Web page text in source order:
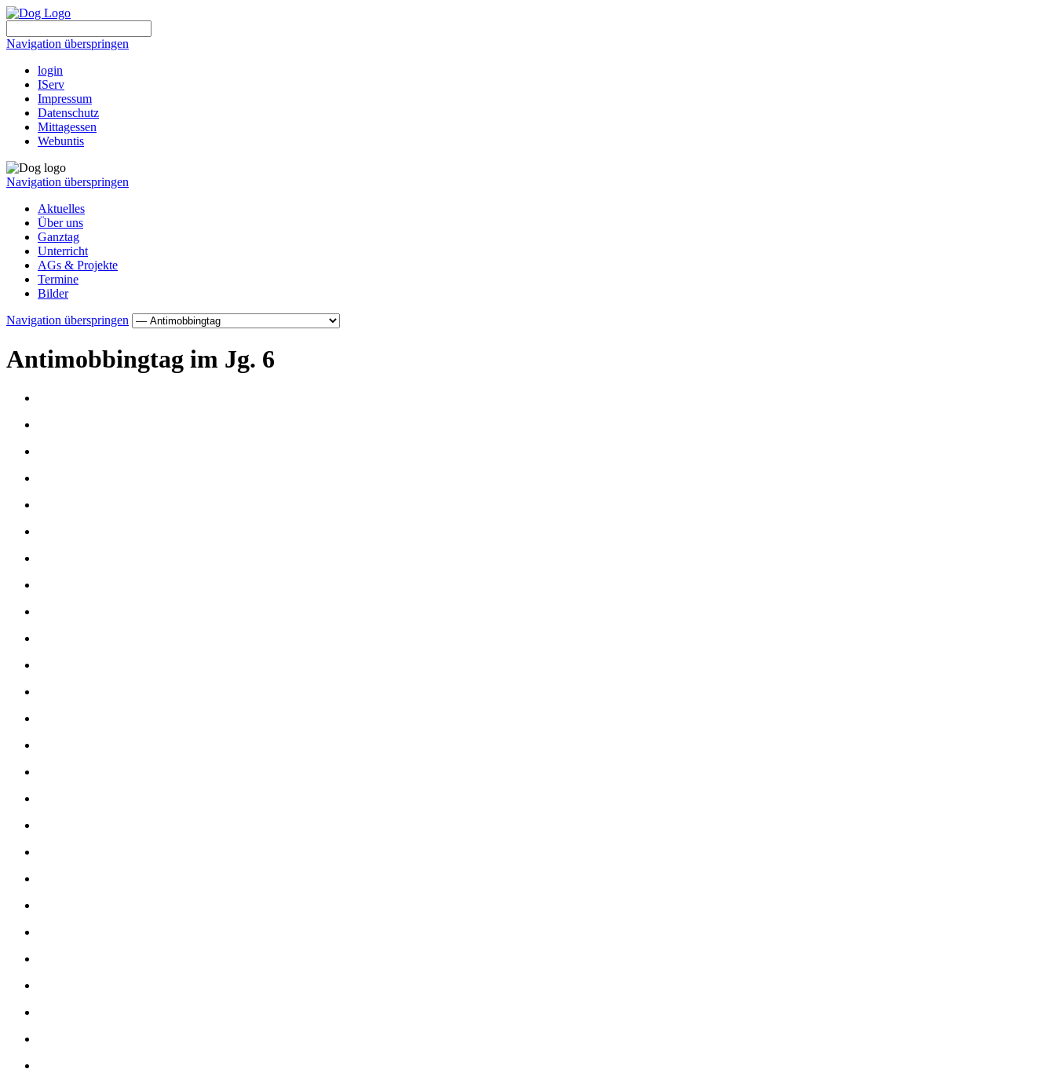
Navigation überspringen
login
IServ
Impressum
Datenschutz
Mittagessen
Webuntis
Navigation überspringen
Aktuelles
Über uns
Ganztag
Unterricht
AGs & Projekte
Termine
Bilder
Navigation überspringen
Antimobbingtag im Jg. 6